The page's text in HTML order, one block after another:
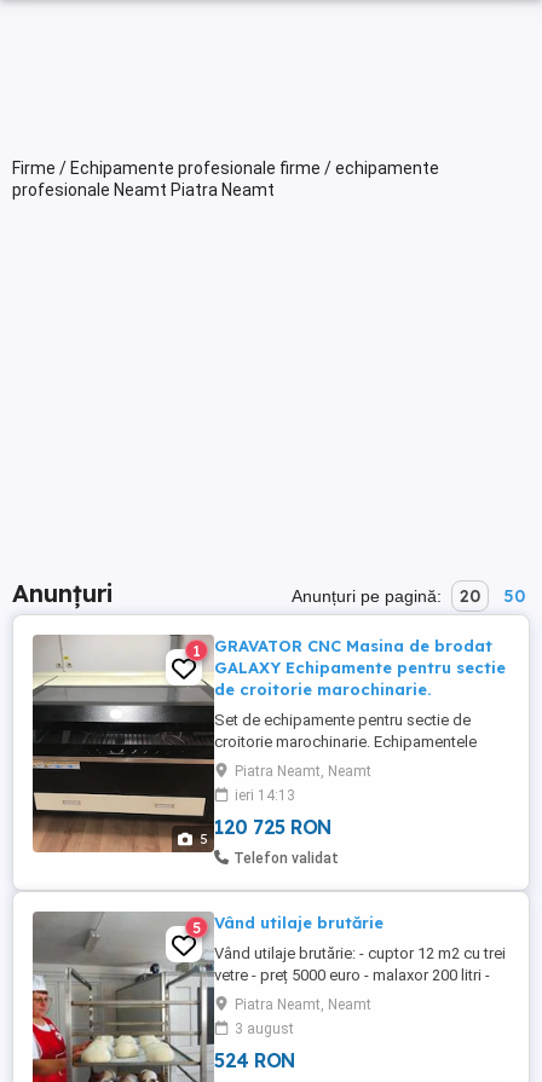
Firme / Echipamente profesionale firme / echipamente
profesionale Neamt Piatra Neamt
Anunțuri Anunțuri pe pagină: 20 50
5
1
GRAVATOR CNC Masina de brodat
GALAXY Echipamente pentru sectie
de croitorie marochinarie.
Set de echipamente pentru sectie de
croitorie marochinarie. Echipamentele
provin dintr-un atelier operational si au
fost folosite foarte putin. Se prefera
vanzarea integrala a pachetului. Se poate
negocia si vanzare individuala. Se ofera
detalii suplimentare la numarul de telefon
Piatra Neamt, Neamt
ieri 14:13
120 725 RON
Telefon validat
5 Vând utilaje brutărie
Vând utilaje brutărie: - cuptor 12 m2 cu trei
vetre - preț 5000 euro - malaxor 200 litri -
pret 2000 euro - cernator - 1000 euro
Piatra Neamt, Neamt
3 august
524 RON